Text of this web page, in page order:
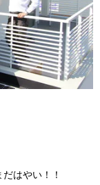
はやい！！